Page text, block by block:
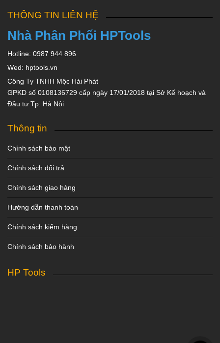
THÔNG TIN LIÊN HỆ
Nhà Phân Phối HPTools
Hotline: 0987 944 896
Wed: hptools.vn
Công Ty TNHH Mộc Hải Phát
GPKD số 0108136729 cấp ngày 17/01/2018 tại Sở Kế hoạch và
Đầu tư Tp. Hà Nội
Thông tin
Chính sách bảo mật
Chính sách đổi trả
Chính sách giao hàng
Hướng dẫn thanh toán
Chính sách kiểm hàng
Chính sách bảo hành
HP Tools